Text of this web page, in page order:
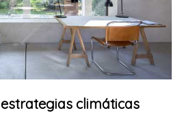
climáticas